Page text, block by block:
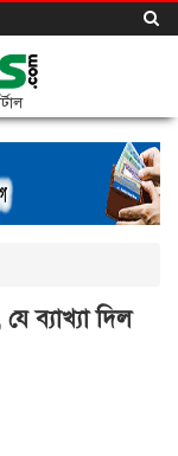
ব্যাখ্যা দিল